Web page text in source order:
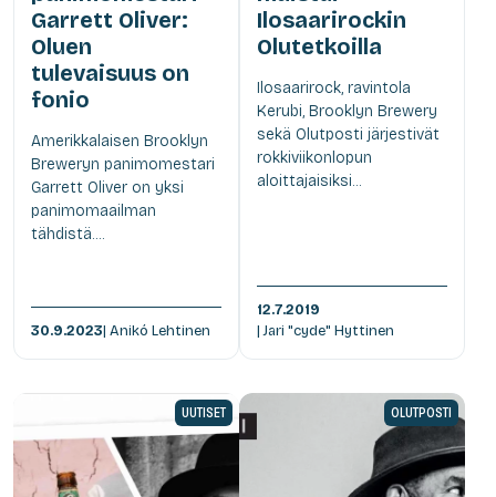
Garrett Oliver:
Oluen
tulevaisuus on
fonio
Amerikkalaisen Brooklyn
Breweryn panimomestari
Garrett Oliver on yksi
panimomaailman
tähdistä....
30.9.2023| Anikó Lehtinen
Ilosaarirockin
Olutetkoilla
Ilosaarirock, ravintola
Kerubi, Brooklyn Brewery
sekä Olutposti järjestivät
rokkiviikonlopun
aloittajaisiksi...
12.7.2019
| Jari "cyde" Hyttinen
UUTISET OLUTPOSTI